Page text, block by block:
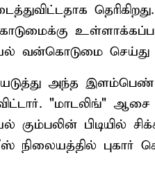
வன்கொடுமை செய்து
அந்த இளம்பெண்
"மாடலிங்"
கும்பலின் பிடியில்
நிலையத்தில் புகார்